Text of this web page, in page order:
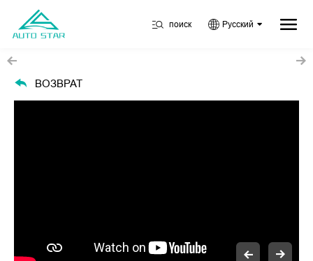
поиск Русский
ВОЗВРАТ